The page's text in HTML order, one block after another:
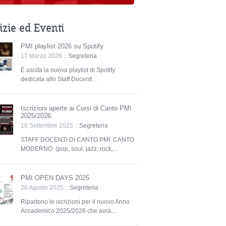
ed Eventi
PMI playlist 2026 su Spotify
17 Marzo 2026 :: Segreteria
È uscita la nuova playlist di Spotify
dedicata allo Staff Docenti...
Iscrizioni aperte ai Corsi di Canto PMI
2025/2026:
10 Settembre 2025 :: Segreteria
STAFF DOCENTI DI CANTO PMI: CANTO
MODERNO: (pop, soul, jazz, rock,...
PMI OPEN DAYS 2025
26 Agosto 2025 :: Segreteria
Ripartono le iscrizioni per il nuovo Anno
Accademico 2025/2026 che avrà...